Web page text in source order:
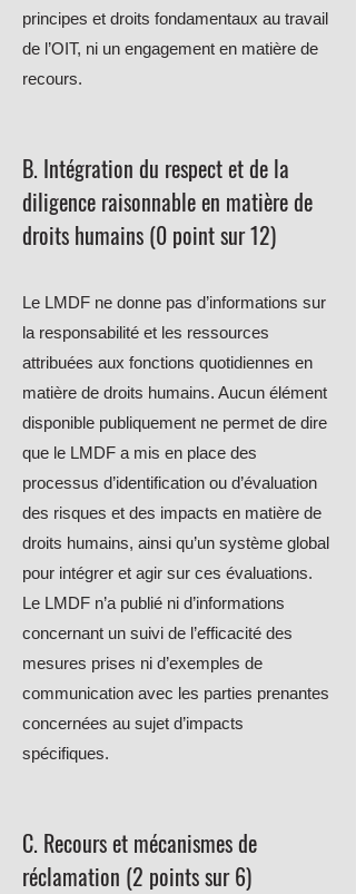
principes et droits fondamentaux au travail
de l’OIT, ni un engagement en matière de
recours.
B. Intégration du respect et de la
diligence raisonnable en matière de
droits humains (0 point sur 12)
Le LMDF ne donne pas d’informations sur
la responsabilité et les ressources
attribuées aux fonctions quotidiennes en
matière de droits humains. Aucun élément
disponible publiquement ne permet de dire
que le LMDF a mis en place des
processus d’identification ou d’évaluation
des risques et des impacts en matière de
droits humains, ainsi qu’un système global
pour intégrer et agir sur ces évaluations.
Le LMDF n’a publié ni d’informations
concernant un suivi de l’efficacité des
mesures prises ni d’exemples de
communication avec les parties prenantes
concernées au sujet d’impacts
spécifiques.
C. Recours et mécanismes de
réclamation (2 points sur 6)